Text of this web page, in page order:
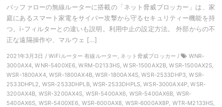
バッファローの無線ルーターに搭載の「ネット脅威ブロッカー」は、家
庭にあるスマート家電をサイバー攻撃から守るセキュリティー機能を持
つ。i-フィルターとの違いも説明。利用中止の設定方法。 外部からの不
正な遠隔操作や、マルウェ […]
2021年3月3日 / WiFiルーター 有線ルーター, ネット脅威ブロッカー /
WNR-
3000AX4, WNR-5400XE6, WRM-D2133HS, WSR-1500AX2B, WSR-1500AX2S,
WSR-1800AX4, WSR-1800AX4B, WSR-1800AX4S, WSR-2533DHP3, WSR-
2533DHPL2, WSR-2533DHPLB, WSR-2533DHPLS, WSR-3000AX4P, WSR-
3200AX4B, WSR-3200AX4S, WSR-5400AX6, WSR-5400AX6B, WSR-
5400AX6S, WSR-5400XE6, WSR-6000AX8, WSR-6000AX8P, WTR-M2133HS,